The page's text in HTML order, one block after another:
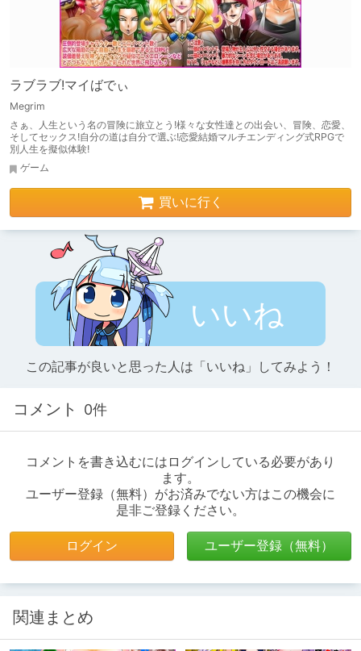
ラブラブ!マイばでぃ
Megrim
さぁ、人生という名の冒険に旅立とう!様々な女性達との出会い、冒険、恋愛、
そしてセックス!自分の道は自分で選ぶ!恋愛結婚マルチエンディング式RPGで
別人生を擬似体験!
ゲーム
買いに行く
いいね
この記事が良いと思った人は「いいね」してみよう！
コメント 0件
コメントを書き込むにはログインしている必要があり
ます。
ユーザー登録（無料）がお済みでない方はこの機会に
是非ご登録ください。
ログイン ユーザー登録（無料）
関連まとめ